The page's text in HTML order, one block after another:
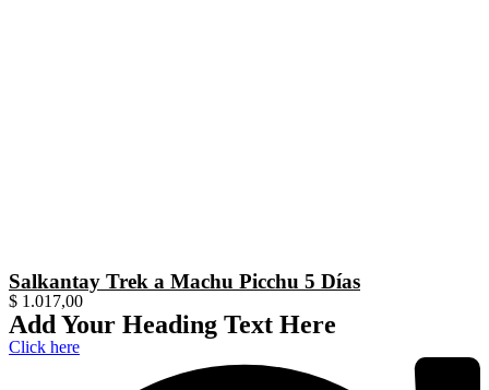
Salkantay Trek a Machu Picchu 5 Días
$ 1.017,00
Add Your Heading Text Here
Click here